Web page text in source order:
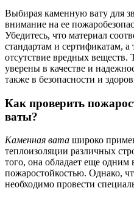
Выбирая каменную вату для
внимание на ее
Убедитесь, что материал
стандартам и сертификатам, а
отсутствие вредных веществ.
уверены в качестве и
также в безопасности и
Как проверить
ваты?
Каменная вата широко
теплоизоляции различных
того, она обладает еще
пожаростойкостью. Однако,
необходимо провести